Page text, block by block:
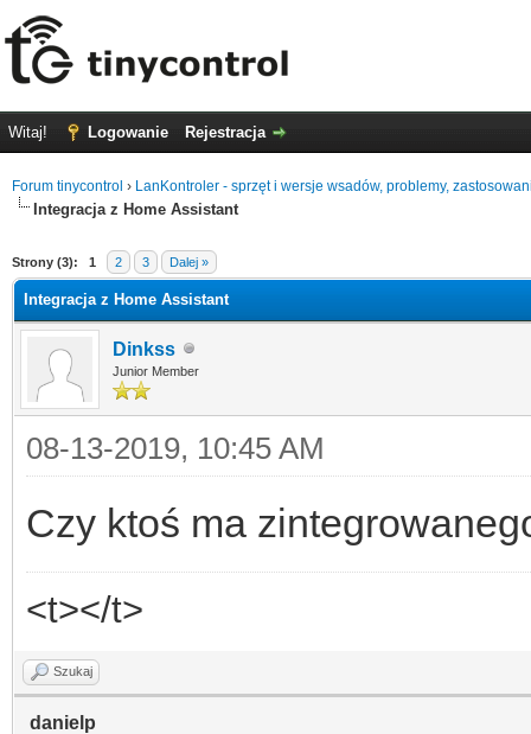
Witaj! Logowanie Rejestracja
Forum tinycontrol › LanKontroler - sprzęt i wersje wsadów, problemy,
Integracja z Home Assistant
Strony (3): 1 2 3 Dalej »
Integracja z Home Assistant
Dinkss
Junior Member
08-13-2019, 10:45 AM
Czy ktoś ma
<t></t>
Szukaj
danielp